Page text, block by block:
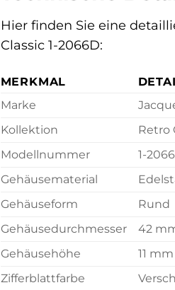
Hier finden Sie eine
Classic 1-2066D:
MERKMAL
Marke
Kollektion
Retro
Modellnummer
1-
Gehäusematerial
Gehäuseform
Rund
Gehäusedurchmesser
42
Gehäusehöhe
11 mm
Zifferblattfarbe